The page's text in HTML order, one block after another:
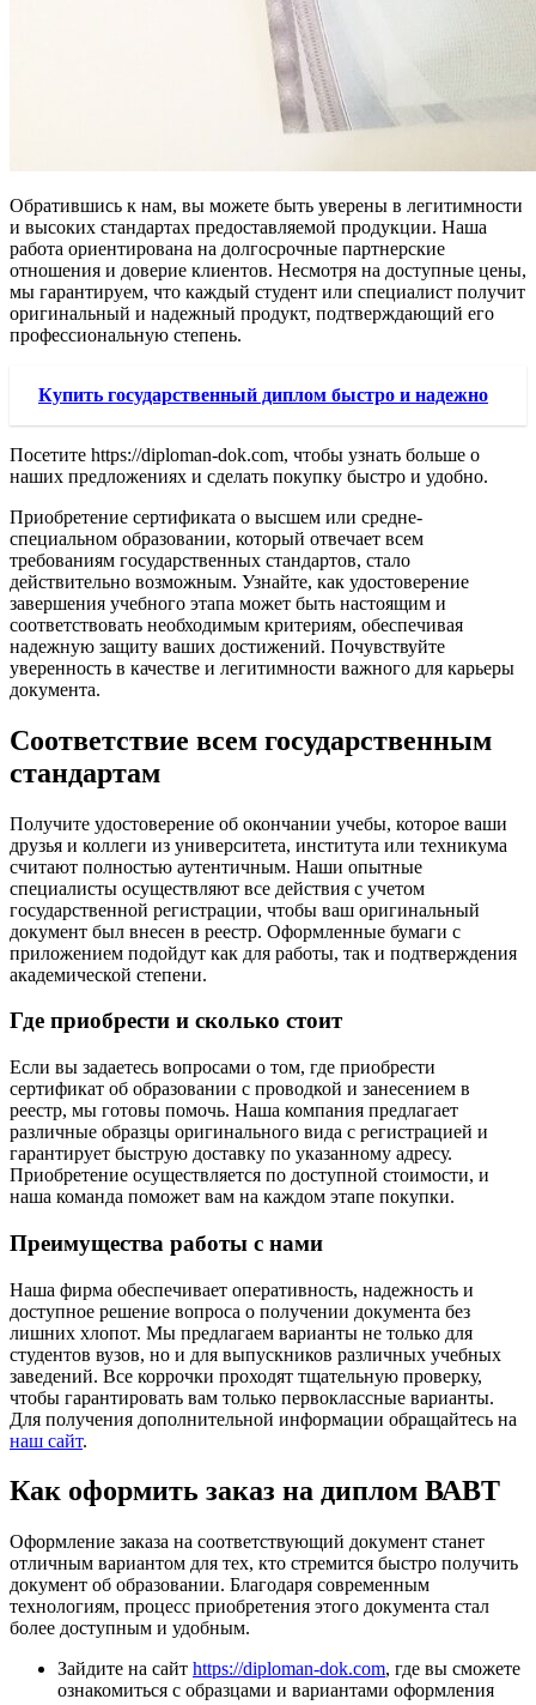
Обратившись к нам, вы можете быть уверены в легитимности
и высоких стандартах предоставляемой продукции. Наша
работа ориентирована на долгосрочные партнерские
отношения и доверие клиентов. Несмотря на доступные цены,
мы гарантируем, что каждый студент или специалист получит
оригинальный и надежный продукт, подтверждающий его
профессиональную степень.
Купить государственный диплом быстро и надежно
Посетите https://diploman-dok.com, чтобы узнать больше о
наших предложениях и сделать покупку быстро и удобно.
Приобретение сертификата о высшем или средне-
специальном образовании, который отвечает всем
требованиям государственных стандартов, стало
действительно возможным. Узнайте, как удостоверение
завершения учебного этапа может быть настоящим и
соответствовать необходимым критериям, обеспечивая
надежную защиту ваших достижений. Почувствуйте
уверенность в качестве и легитимности важного для карьеры
документа.
Соответствие всем государственным
стандартам
Получите удостоверение об окончании учебы, которое ваши
друзья и коллеги из университета, института или техникума
считают полностью аутентичным. Наши опытные
специалисты осуществляют все действия с учетом
государственной регистрации, чтобы ваш оригинальный
документ был внесен в реестр. Оформленные бумаги с
приложением подойдут как для работы, так и подтверждения
академической степени.
Где приобрести и сколько стоит
Если вы задаетесь вопросами о том, где приобрести
сертификат об образовании с проводкой и занесением в
реестр, мы готовы помочь. Наша компания предлагает
различные образцы оригинального вида с регистрацией и
гарантирует быструю доставку по указанному адресу.
Приобретение осуществляется по доступной стоимости, и
наша команда поможет вам на каждом этапе покупки.
Преимущества работы с нами
Наша фирма обеспечивает оперативность, надежность и
доступное решение вопроса о получении документа без
лишних хлопот. Мы предлагаем варианты не только для
студентов вузов, но и для выпускников различных учебных
заведений. Все коррочки проходят тщательную проверку,
чтобы гарантировать вам только первоклассные варианты.
Для получения дополнительной информации обращайтесь на
наш сайт.
Как оформить заказ на диплом ВАВТ
Оформление заказа на соответствующий документ станет
отличным вариантом для тех, кто стремится быстро получить
документ об образовании. Благодаря современным
технологиям, процесс приобретения этого документа стал
более доступным и удобным.
Зайдите на сайт https://diploman-dok.com, где вы сможете
ознакомиться с образцами и вариантами оформления